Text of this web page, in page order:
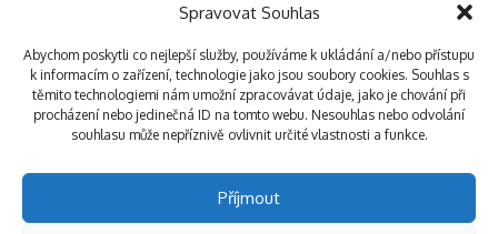
Spravovat Souhlas
Abychom poskytli co nejlepší služby, používáme k ukládání a/nebo přístupu
k informacím o zařízení, technologie jako jsou soubory cookies. Souhlas s
těmito technologiemi nám umožní zpracovávat údaje, jako je chování při
procházení nebo jedinečná ID na tomto webu. Nesouhlas nebo odvolání
souhlasu může nepříznivě ovlivnit určité vlastnosti a funkce.
Příjmout